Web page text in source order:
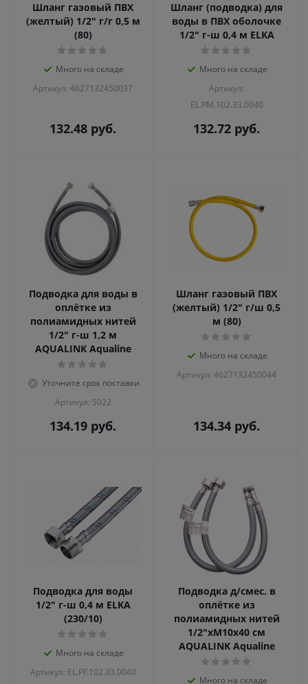
Шланг газовый ПВХ
(желтый) 1/2" г/г 0,5 м
(80)
Много на складе
Артикул: 4627132450037
132.48 руб.
Шланг (подводка) для
воды в ПВХ оболочке
1/2" г-ш 0,4 м ELKA
Много на складе
Артикул:
EL.PM.102.33.0040
132.72 руб.
Подводка для воды в
оплётке из
полиамидных нитей
1/2" г-ш 1,2 м
AQUALINK Aqualine
Уточните срок поставки
Артикул: 5022
134.19 руб.
Шланг газовый ПВХ
(желтый) 1/2" г/ш 0,5
м (80)
Много на складе
Артикул: 4627132450044
134.34 руб.
Подводка для воды
1/2" г-ш 0,4 м ELKA
(230/10)
Много на складе
Артикул: EL.PF.102.33.0040
Подводка д/смес. в
оплётке из
полиамидных нитей
1/2"xM10x40 см
AQUALINK Aqualine
Много на складе